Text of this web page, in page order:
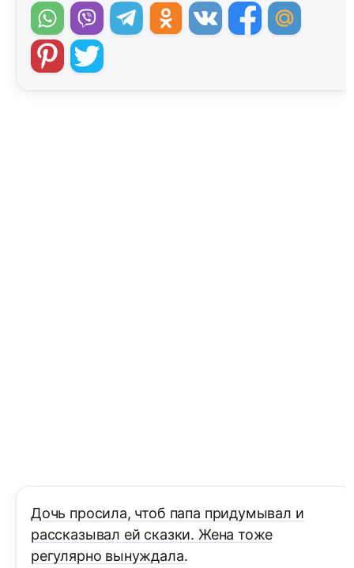
Дочь просила, чтоб папа придумывал и
рассказывал ей сказки. Жена тоже
регулярно вынуждала.